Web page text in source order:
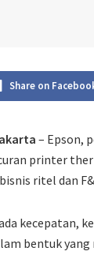
Share on
– Epson,
printer
ritel dan
kecepatan,
bentuk yang